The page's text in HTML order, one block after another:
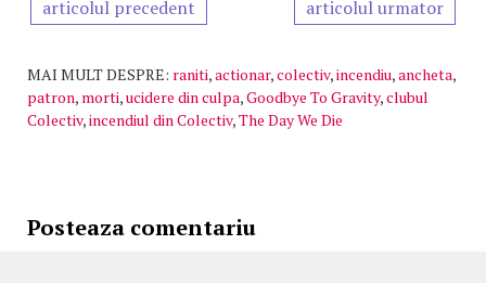
articolul precedent articolul urmator
MAI MULT DESPRE: raniti,actionar,colectiv,incendiu,ancheta,
patron, morti,ucidere din culpa,Goodbye To Gravity,clubul
Colectiv,incendiul din Colectiv,The Day We Die
Posteaza comentariu